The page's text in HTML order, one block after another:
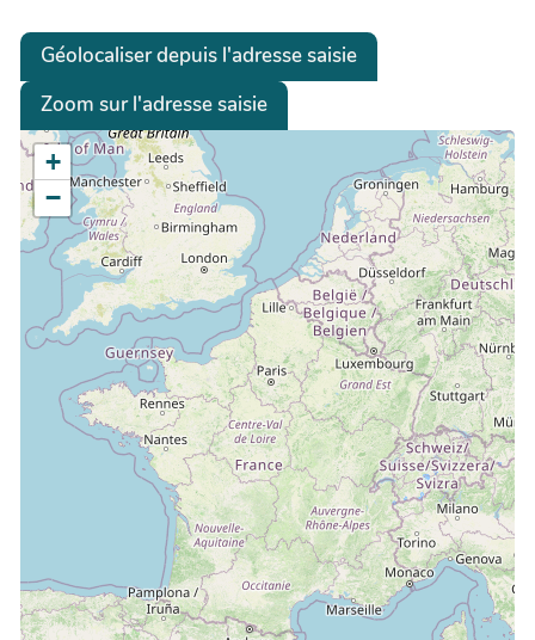
Géolocaliser depuis l'adresse saisie
Zoom sur l'adresse saisie
+
−